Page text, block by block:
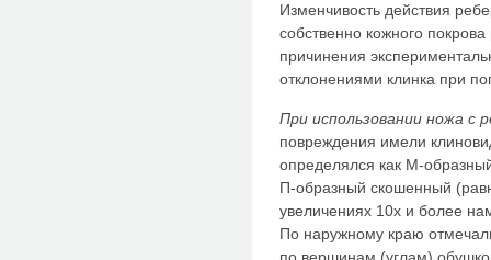
Изменчивость действия
собственно кожного
причинения
отклонениями клинка при
При использовании ножа с
повреждения имели
определялся как М-
П-образный скошенный
увеличениях 10х и более
По наружному краю